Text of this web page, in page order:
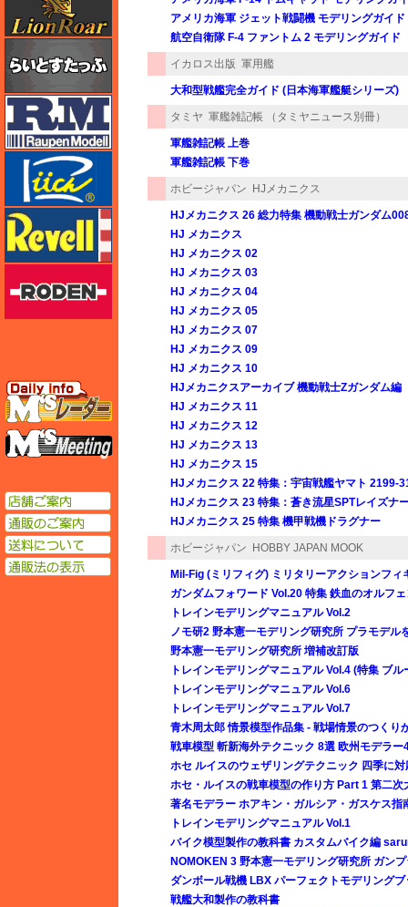
アメリカ海軍 ジェット戦闘機 モデリングガイド
航空自衛隊 F-4 ファントム 2 モデリングガイド
イカロス出版 軍用艦
大和型戦艦完全ガイド (日本海軍艦艇シリーズ)
タミヤ 軍艦雑記帳 （タミヤニュース別冊）
軍艦雑記帳 上巻
軍艦雑記帳 下巻
ホビージャパン HJメカニクス
HJメカニクス 26 総力特集 機動戦士ガンダム
HJ メカニクス
HJ メカニクス 02
HJ メカニクス 03
HJ メカニクス 04
HJ メカニクス 05
HJ メカニクス 07
HJ メカニクス 09
HJ メカニクス 10
HJメカニクスアーカイブ 機動戦士Zガンダム編
HJ メカニクス 11
HJ メカニクス 12
HJ メカニクス 13
HJ メカニクス 15
HJメカニクス 22 特集：宇宙戦艦ヤマト 2199-
HJメカニクス 23 特集：蒼き流星SPTレイズナ
HJメカニクス 25 特集 機甲戦機ドラグナー
ホビージャパン HOBBY JAPAN MOOK
Mil-Fig (ミリフィグ) ミリタリーアクションフィ
ガンダムフォワード Vol.20 特集 鉄血のオルフ
トレインモデリングマニュアル Vol.2
ノモ研2 野本憲一モデリング研究所 プラモデル
野本憲一モデリング研究所 増補改訂版
トレインモデリングマニュアル Vol.4 (特集 ブル
トレインモデリングマニュアル Vol.6
トレインモデリングマニュアル Vol.7
青木周太郎 情景模型作品集 - 戦場情景のつくり
戦車模型 斬新海外テクニック 8選 欧州モデラ
ホセ ルイスのウェザリングテクニック 四季に
ホセ・ルイスの戦車模型の作り方 Part 1 第二次
著名モデラー ホアキン・ガルシア・ガスケス
トレインモデリングマニュアル Vol.1
バイク模型製作の教科書 カスタムバイク編
NOMOKEN 3 野本憲一モデリング研究所 ガン
ダンボール戦機 LBX パーフェクトモデリングブ
戦艦大和製作の教科書
らいとすたっふ
ラウペンモデル
リッチモデル
エムズレーダー
エムズミーティング
通販のご案内
送料について